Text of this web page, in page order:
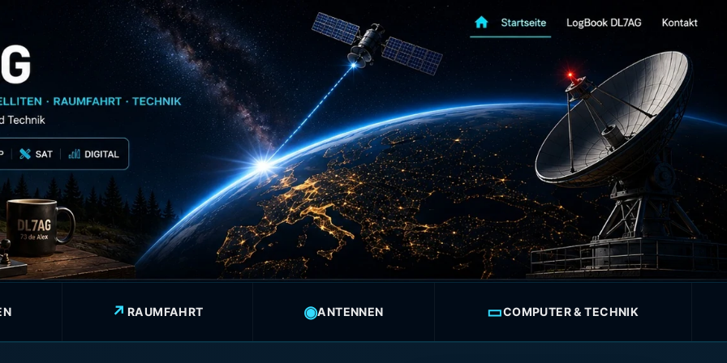
↗ RAUMFAHRT ◉ANTENNEN ▭COMPUTER & TECHNIK